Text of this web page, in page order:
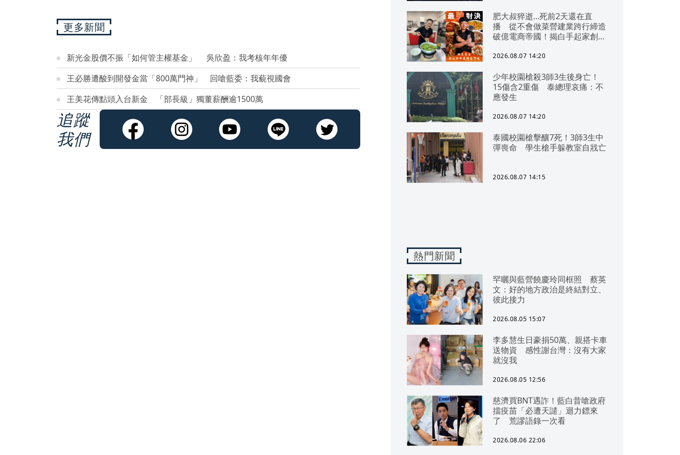
更多新聞
新光金股價不振「如何管主權基金」 吳欣盈：我考核年年優
王必勝遭酸到開發金當「800萬門神」 回嗆藍委：我藐視國會
王美花傳點頭入台新金 「部長級」獨董薪酬逾1500萬
追蹤
我們
肥大叔猝逝...死前2天還在直
播 從不會做菜營建業跨行締造
破億電商帝國！揭白手起家創業
2026.08.07 14:20
少年校園槍殺3師3生後身亡！
15傷含2重傷 泰總理哀痛：不
應發生
2026.08.07 14:20
泰國校園槍擊釀7死！3師3生中
彈喪命 學生槍手躲教室自戕亡
2026.08.07 14:15
熱門新聞
罕曬與藍營饒慶玲同框照 蔡英
文：好的地方政治是終結對立、
彼此接力
2026.08.05 15:07
李多慧生日豪捐50萬、親搭卡車
送物資 感性謝台灣：沒有大家
就沒我
2026.08.05 12:56
慈濟買BNT遇詐！藍白昔嗆政府
擋疫苗「必遭天譴」迴力鏢來
了 荒謬語錄一次看
2026.08.06 22:06